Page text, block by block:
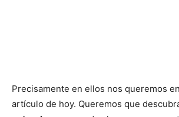
Precisamente en ellos nos queremos
artículo de hoy. Queremos que